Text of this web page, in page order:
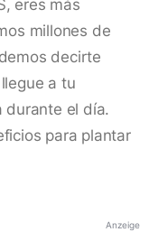
eres más
millones de
decirte
a tu
durante el día.
para plantar
Anzeige